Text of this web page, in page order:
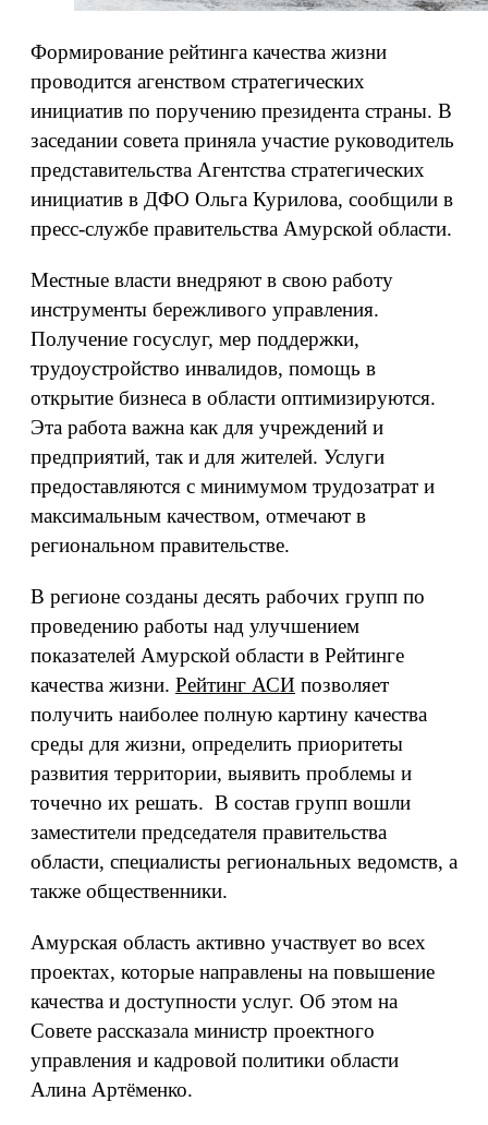
Формирование рейтинга качества жизни
проводится агенством стратегических
инициатив по поручению президента страны. В
заседании совета приняла участие руководитель
представительства Агентства стратегических
инициатив в ДФО Ольга Курилова, сообщили в
пресс-службе правительства Амурской области.
Местные власти внедряют в свою работу
инструменты бережливого управления.
Получение госуслуг, мер поддержки,
трудоустройство инвалидов, помощь в
открытие бизнеса в области оптимизируются.
Эта работа важна как для учреждений и
предприятий, так и для жителей. Услуги
предоставляются с минимумом трудозатрат и
максимальным качеством, отмечают в
региональном правительстве.
В регионе созданы десять рабочих групп по
проведению работы над улучшением
показателей Амурской области в Рейтинге
качества жизни. Рейтинг АСИ позволяет
получить наиболее полную картину качества
среды для жизни, определить приоритеты
развития территории, выявить проблемы и
точечно их решать. В состав групп вошли
заместители председателя правительства
области, специалисты региональных ведомств, а
также общественники.
Амурская область активно участвует во всех
проектах, которые направлены на повышение
качества и доступности услуг. Об этом на
Совете рассказала министр проектного
управления и кадровой политики области
Алина Артёменко.